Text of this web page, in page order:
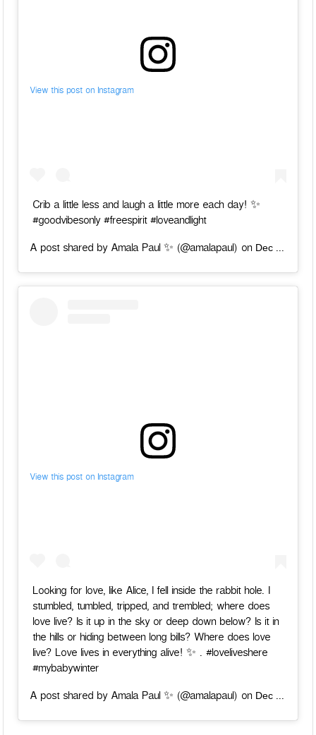
View this post on Instagram
Crib a little less and laugh a little more each day! ✨
#goodvibesonly #freespirit #loveandlight
A post shared by Amala Paul ✨ (@amalapaul) on Dec 1, 2018 at 3:28am PST
View this post on Instagram
Looking for love, like Alice, I fell inside the rabbit hole. I
stumbled, tumbled, tripped, and trembled; where does
love live? Is it up in the sky or deep down below? Is it in
the hills or hiding between long bills? Where does love
live? Love lives in everything alive! ✨ . #loveliveshere
#mybabywinter
A post shared by Amala Paul ✨ (@amalapaul) on Dec 3, 2018 at 4:36am PST